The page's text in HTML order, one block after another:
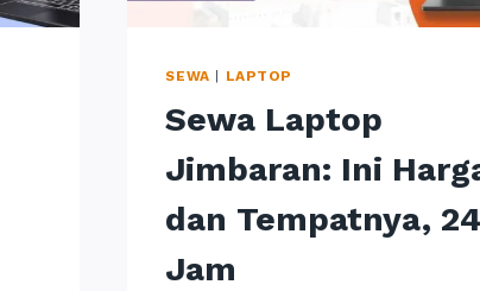
SEWA LAPTOP
Sewa Laptop
Jimbaran: Ini
dan Tempatnya, 24
Jam